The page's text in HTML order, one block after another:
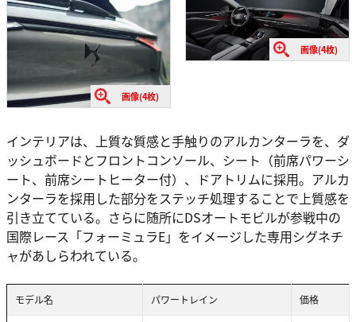
画像(4枚)
画像(4枚)
インテリアは、上質な質感と手触りのアルカンターラを、ダ
ッシュボードとフロントコンソール、シート（前席パワーシ
ート、前席シートヒーター付）、ドアトリムに採用。アルカ
ンターラを採用した部分をステッチ処理することで上質感を
引き立てている。さらに随所にDSオートモビルが参戦中の
国際レース「フォーミュラE」をイメージした専用シグネチ
ャがあしらわれている。
モデル名 パワートレイン 価格